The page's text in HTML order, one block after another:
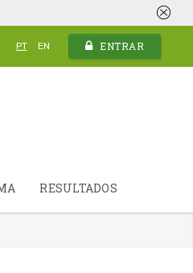
PT EN ENTRAR
RESULTADOS